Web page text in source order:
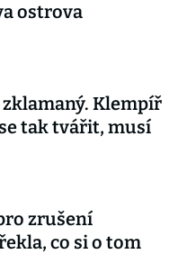
ostrova
zklamaný. Klempíř
tak tvářit, musí
zrušení
co si o tom